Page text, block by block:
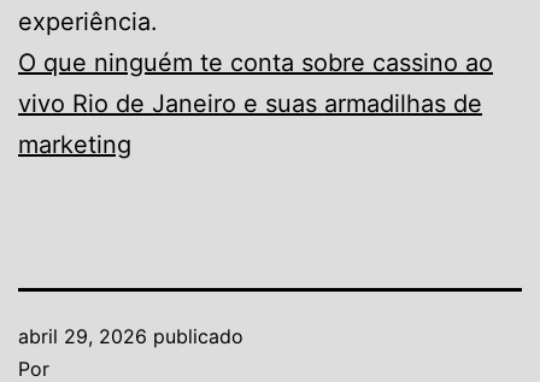
experiência.
O que ninguém te conta sobre cassino ao
vivo Rio de Janeiro e suas armadilhas de
marketing
abril 29, 2026 publicado
Por